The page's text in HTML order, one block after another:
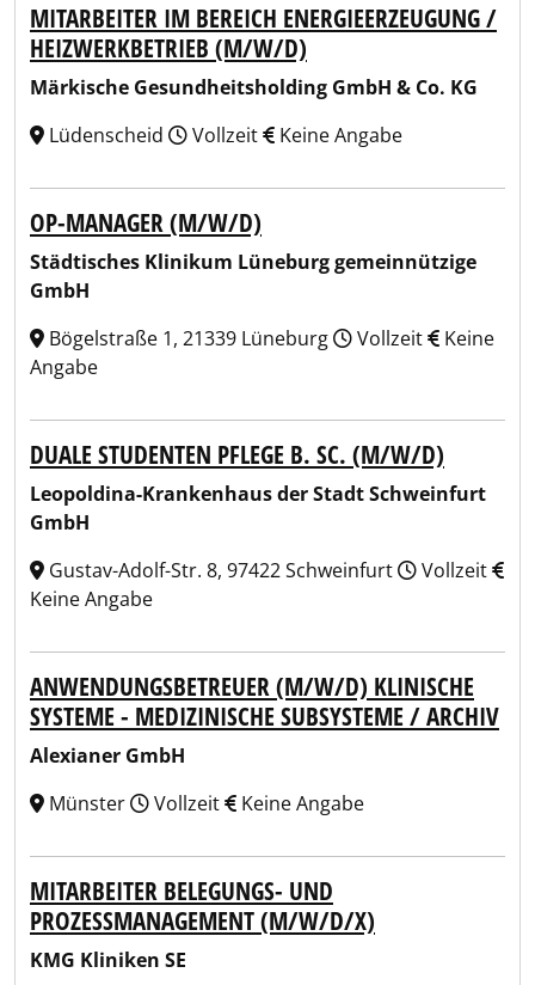
MITARBEITER IM BEREICH ENERGIEERZEUGUNG /
HEIZWERKBETRIEB (M/W/D)
Märkische Gesundheitsholding GmbH & Co. KG
Lüdenscheid
Vollzeit Keine Angabe
OP-MANAGER (M/W/D)
Städtisches Klinikum Lüneburg gemeinnützige
GmbH
Bögelstraße 1, 21339 Lüneburg
Vollzeit
Keine
Angabe
DUALE STUDENTEN PFLEGE B. SC. (M/W/D)
Leopoldina-Krankenhaus der Stadt Schweinfurt
GmbH
Gustav-Adolf-Str. 8, 97422 Schweinfurt
Vollzeit
Keine Angabe
ANWENDUNGSBETREUER (M/W/D) KLINISCHE
SYSTEME - MEDIZINISCHE SUBSYSTEME / ARCHIV
Alexianer GmbH
Münster
Vollzeit Keine Angabe
MITARBEITER BELEGUNGS- UND
PROZESSMANAGEMENT (M/W/D/X)
KMG Kliniken SE